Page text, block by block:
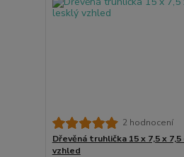
2 hodnocení
Dřevěná truhlička 15 x 7,5 x
vzhled